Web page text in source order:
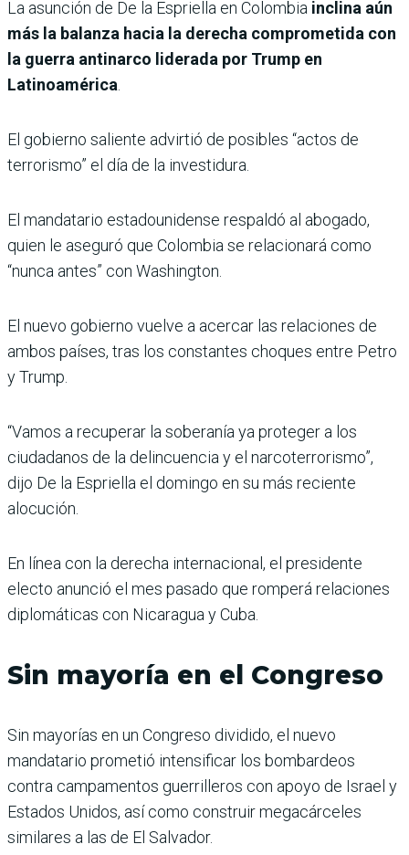
La asunción de De la Espriella en Colombia inclina aún
más la balanza hacia la derecha comprometida con
la guerra antinarco liderada por Trump en
Latinoamérica
El gobierno saliente advirtió de posibles “actos de
terrorismo” el día de la investidura.
El mandatario estadounidense respaldó al abogado,
quien le aseguró que Colombia se relacionará como
“nunca antes” con Washington.
El nuevo gobierno vuelve a acercar las relaciones de
ambos países, tras los constantes choques entre Petro
y Trump.
“Vamos a recuperar la soberanía ya proteger a los
ciudadanos de la delincuencia y el narcoterrorismo”,
dijo De la Espriella el domingo en su más reciente
alocución.
En línea con la derecha internacional, el presidente
electo anunció el mes pasado que romperá relaciones
diplomáticas con Nicaragua y Cuba.
Sin mayoría en el Congreso
Sin mayorías en un Congreso dividido, el nuevo
mandatario prometió intensificar los bombardeos
contra campamentos guerrilleros con apoyo de Israel y
Estados Unidos, así como construir megacárceles
similares a las de El Salvador.